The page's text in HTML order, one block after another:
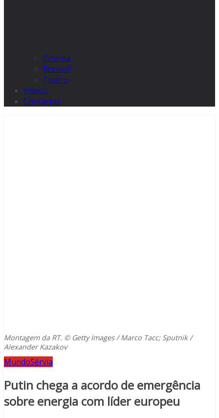
Cinema
Festival
Teatro
Videos
Contactos
Montagem da RT. © Getty Images / Marco Tacc; Sputnik /
Alexander Kazakov
MundoSérvia
Putin chega a acordo de emergência
sobre energia com líder europeu